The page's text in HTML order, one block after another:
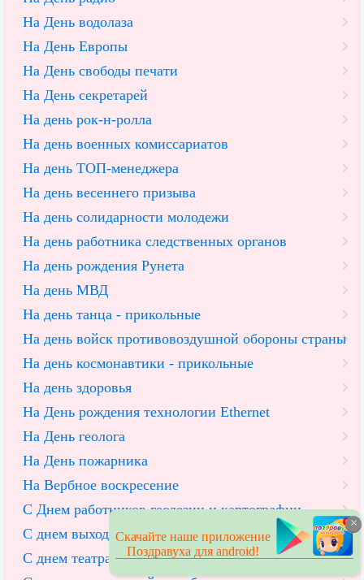
На День водолаза
На День Европы
На День свободы печати
На День секретарей
На день рок-н-ролла
На день военных комиссариатов
На день ТОП-менеджера
На день весеннего призыва
На день солидарности молодежи
На день работника следственных органов
На день рождения Рунета
На день МВД
На день танца - прикольные
На день войск противовоздушной обороны страны
На день космонавтики - прикольные
На день здоровья
На День рождения технологии Ethernet
На День геолога
На День пожарника
На Вербное воскресение
С Днем работников геодезии и картографии
С днем выхода человека в космос
С днем театра
×
Скачайте наше приложение
Поздравуха для android!